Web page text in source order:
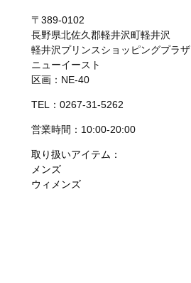
〒389-0102
長野県北佐久郡軽井沢町軽井沢
軽井沢プリンスショッピングプラザ
ニューイースト
区画：NE-40
TEL：0267-31-5262
営業時間：10:00-20:00
取り扱いアイテム：
メンズ
ウィメンズ